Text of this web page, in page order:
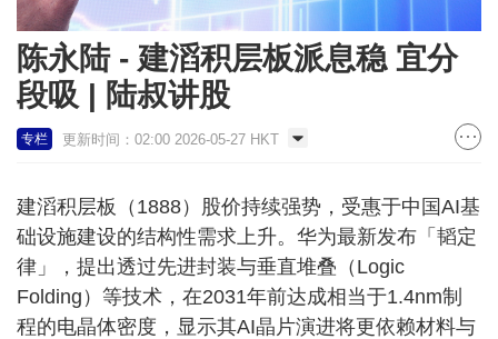
陈永陆 - 建滔积层板派息稳 宜分
段吸 | 陆叔讲股
专栏 更新时间：02:00 2026-05-27 HKT
建滔积层板（1888）股价持续强势，受惠于中国AI基
础设施建设的结构性需求上升。华为最新发布「韬定
律」，提出透过先进封装与垂直堆叠（Logic
Folding）等技术，在2031年前达成相当于1.4nm制
程的电晶体密度，显示其AI晶片演进将更依赖材料与